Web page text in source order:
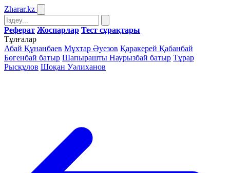
Zharar.kz
Реферат Жоспарлар Тест сұрақтары
Тұлғалар
Абай Құнанбаев Мұхтар Әуезов Қаракерей Қабанбай
Бөгенбай батыр Шапырашты Наурызбай батыр Тұрар
Рысқұлов Шоқан Уәлиханов